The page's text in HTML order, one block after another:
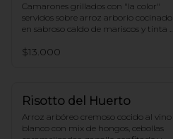
Camarones grillados con "la color"
servidos sobre arroz arborio cocinado
en sabroso caldo de mariscos y tinta
salsa de pil pil con gotas de aceite de
$13.000
Risotto del Huerto
Arroz arbóreo cremoso cocido al vino
blanco con mix de hongos, cebollas